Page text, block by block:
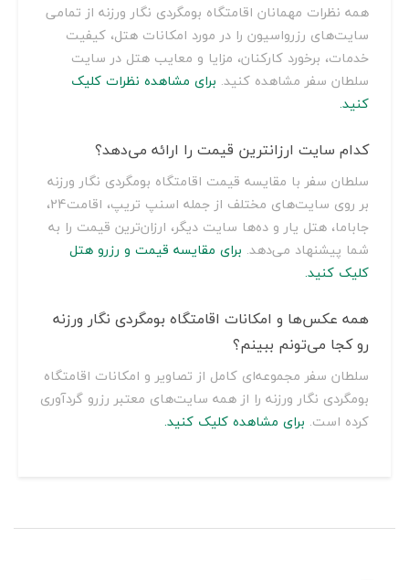
همه نظرات مهمانان اقامتگاه بومگردی نگار ورزنه از تمامی
سایت‌های رزرواسیون را در مورد امکانات هتل، کیفیت
خدمات، برخورد کارکنان، مزایا و معایب هتل در سایت
سلطان سفر مشاهده کنید. برای مشاهده نظرات کلیک
کنید.
کدام سایت ارزانترین قیمت را ارائه می‌دهد؟
سلطان سفر با مقایسه قیمت اقامتگاه بومگردی نگار ورزنه
بر روی سایت‌های مختلف از جمله اسنپ تریپ، اقامت24،
جاباما، هتل یار و ده‌ها سایت دیگر، ارزان‌ترین قیمت را به
شما پیشنهاد می‌دهد. برای مقایسه قیمت و رزرو هتل
کلیک کنید.
همه عکس‌ها و امکانات اقامتگاه بومگردی نگار ورزنه
رو کجا می‌تونم ببینم؟
سلطان سفر مجموعه‌ای کامل از تصاویر و امکانات اقامتگاه
بومگردی نگار ورزنه را از همه سایت‌های معتبر رزرو گردآوری
کرده است. برای مشاهده کلیک کنید.